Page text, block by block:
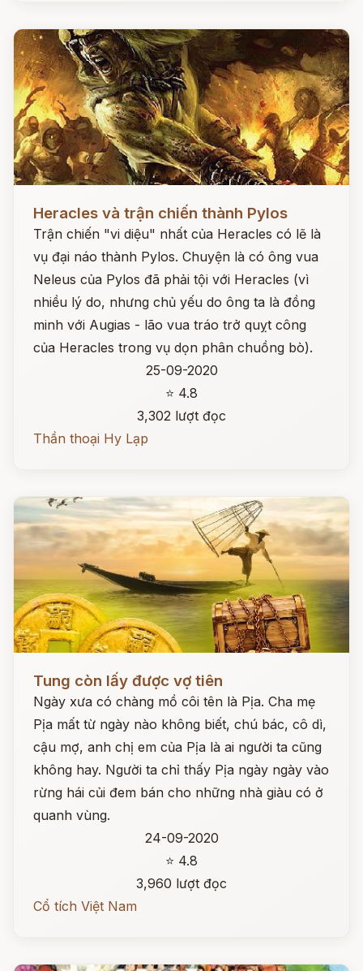
Heracles và trận chiến thành Pylos
Trận chiến "vi diệu" nhất của Heracles có lẽ là
vụ đại náo thành Pylos. Chuyện là có ông vua
Neleus của Pylos đã phải tội với Heracles (vì
nhiều lý do, nhưng chủ yếu do ông ta là đồng
minh với Augias - lão vua tráo trở quỵt công
của Heracles trong vụ dọn phân chuồng bò).
25-09-2020
⭐ 4.8
3,302 lượt đọc
Thần thoại Hy Lạp
Tung còn lấy được vợ tiên
Ngày xưa có chàng mồ côi tên là Pịa. Cha mẹ
Pịa mất từ ngày nào không biết, chú bác, cô dì,
cậu mợ, anh chị em của Pịa là ai người ta cũng
không hay. Người ta chỉ thấy Pịa ngày ngày vào
rừng hái củi đem bán cho những nhà giàu có ở
quanh vùng.
24-09-2020
⭐ 4.8
3,960 lượt đọc
Cổ tích Việt Nam